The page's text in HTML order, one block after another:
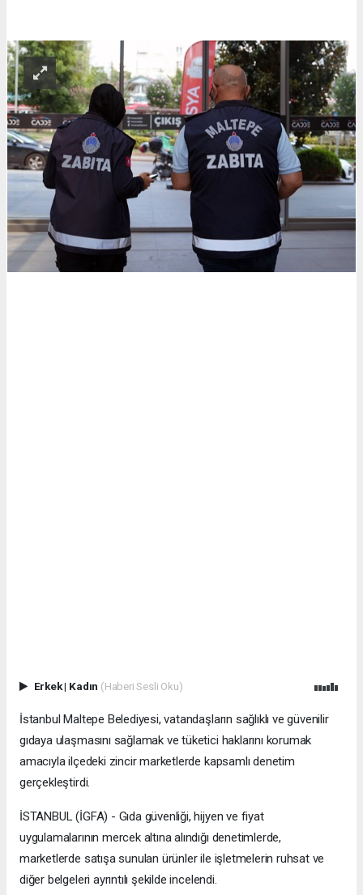
Erkek| Kadın (Haberi Sesli Oku)
İstanbul Maltepe Belediyesi, vatandaşların sağlıklı ve güvenilir
gıdaya ulaşmasını sağlamak ve tüketici haklarını korumak
amacıyla ilçedeki zincir marketlerde kapsamlı denetim
gerçekleştirdi.
İSTANBUL (İGFA) - Gıda güvenliği, hijyen ve fiyat
uygulamalarının mercek altına alındığı denetimlerde,
marketlerde satışa sunulan ürünler ile işletmelerin ruhsat ve
diğer belgeleri ayrıntılı şekilde incelendi.